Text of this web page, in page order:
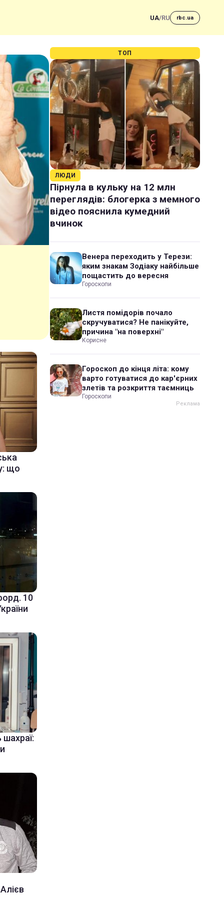
UA/RU rbc.ua
що
10
ТОП
ЛЮДИ
Пірнула в кульку на 12 млн
переглядів: блогерка з мемного
відео пояснила кумедний
вчинок
Венера переходить у Терези:
яким знакам Зодіаку найбільше
пощастить до вересня
Гороскопи
Листя помідорів почало
скручуватися? Не панікуйте,
причина "на поверхні"
Корисне
Гороскоп до кінця літа: кому
варто готуватися до кар'єрних
злетів та розкриття таємниць
Гороскопи